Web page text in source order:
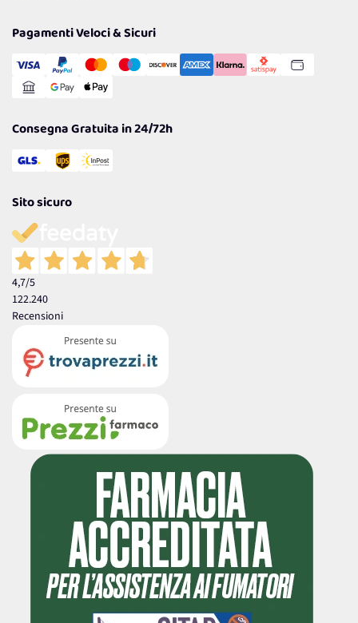
Cookie Policy
Gestisci Cookie
Reso Facile e Veloce
Pagamenti Veloci & Sicuri
Consegna Gratuita in 24/72h
Sito sicuro
4,7/5
122.240
Recensioni